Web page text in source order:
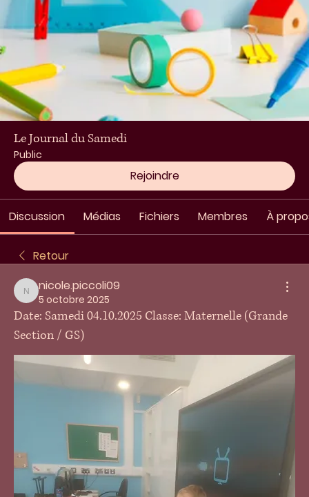
Le Journal du Samedi
Public
Rejoindre
Discussion Médias Fichiers Membres À
Retour
nicole.piccoli09
nicole.piccoli09
5 octobre 2025
Date: Samedi 04.10.2025 Classe: Maternelle (Grande
Section / GS)